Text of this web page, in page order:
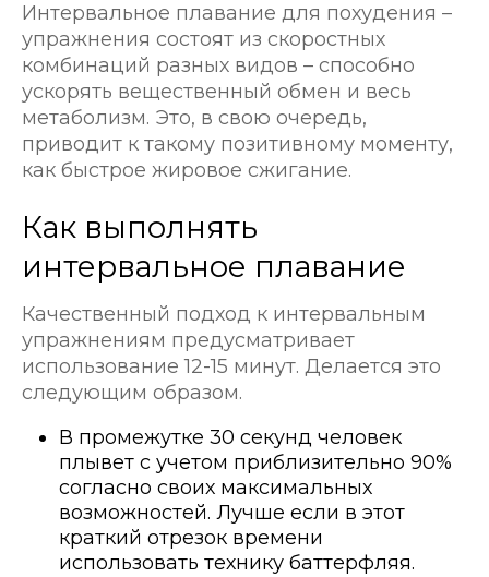
Интервальное плавание для похудения –
упражнения состоят из скоростных
комбинаций разных видов – способно
ускорять вещественный обмен и весь
метаболизм. Это, в свою очередь,
приводит к такому позитивному моменту,
как быстрое жировое сжигание.
Как выполнять
интервальное плавание
Качественный подход к интервальным
упражнениям предусматривает
использование 12-15 минут. Делается это
следующим образом.
В промежутке 30 секунд человек
плывет с учетом приблизительно 90%
согласно своих максимальных
возможностей. Лучше если в этот
краткий отрезок времени
использовать технику баттерфляя.